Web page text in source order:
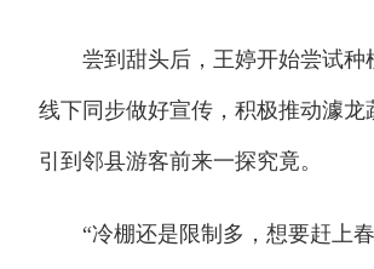
尝到甜头后，王婷开始尝试种
线下同步做好宣传，积极推动澽
引到邻县游客前来一探究竟。
“冷棚还是限制多，想要赶上春